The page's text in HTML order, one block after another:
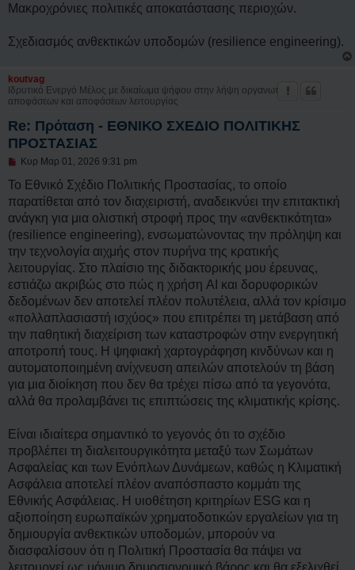
Μακροχρόνιες πολιτικές αποκατάστασης περιοχών.
Σχεδιασμός ανθεκτικών υποδομών (resilience engineering).
koutvag
Ιδρυτικό Ενεργό Μέλος με δικαίωμα ψήφου στην λήψη οργανωτικών
αποφάσεων και αποφάσεων λειτουργίας
Re: Πρόταση - ΕΘΝΙΚΟ ΣΧΕΔΙΟ ΠΟΛΙΤΙΚΗΣ
ΠΡΟΣΤΑΣΙΑΣ
Μ
α
α
γ
ω
σ
μ
έ
ν
η
δ
η
ο
σ
ε
υ
σ
η
Κυρ Μαρ 01, 2026 9:31 pm
Το Εθνικό Σχέδιο Πολιτικής Προστασίας, το οποίο
παρατίθεται από τον διαχειριστή, αναδεικνύει την επιτακτική
ανάγκη για μια ολιστική στροφή προς την «ανθεκτικότητα»
(resilience engineering), ενσωματώνοντας την πρόληψη και
την τεχνολογία αιχμής στον πυρήνα της κρατικής
λειτουργίας. Στο πλαίσιο της διδακτορικής μου έρευνας,
εστιάζω ακριβώς στο πώς η χρήση AI και δορυφορικών
δεδομένων δεν αποτελεί πλέον πολυτέλεια, αλλά τον κρίσιμο
«πολλαπλασιαστή ισχύος» που επιτρέπει τη μετάβαση από
την παθητική διαχείριση των καταστροφών στην ενεργητική
αποτροπή τους. Η ψηφιακή χαρτογράφηση κινδύνων και η
αυτοματοποιημένη ανίχνευση απειλών αποτελούν τη βάση
για μια διοίκηση που δεν θα τρέχει πίσω από τα γεγονότα,
αλλά θα προλαμβάνει τις επιπτώσεις της κλιματικής κρίσης.
Είναι ιδιαίτερα σημαντικό το γεγονός ότι το σχέδιο
προβλέπει τη διαλειτουργικότητα μεταξύ των Σωμάτων
Ασφαλείας και των Ενόπλων Δυνάμεων, καθώς η Κλιματική
Ασφάλεια αποτελεί πλέον αναπόσπαστο κομμάτι της
Εθνικής Ασφάλειας. Η υιοθέτηση κριτηρίων ESG και η
αξιοποίηση ευρωπαϊκών χρηματοδοτικών εργαλείων για τη
δημιουργία ανθεκτικών υποδομών, μπορούν να
διασφαλίσουν ότι η Πολιτική Προστασία θα πάψει να